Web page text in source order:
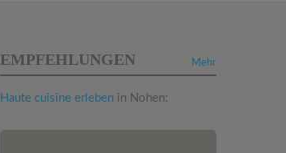
Mehr
EMPFEHLUNGEN
Haute cuisine erleben in Nohen: